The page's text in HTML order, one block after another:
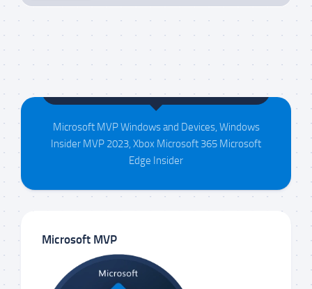
Maison da Silva
Microsoft MVP Windows and Devices, Windows
Insider MVP 2023, Xbox Microsoft 365 Microsoft
Edge Insider
Microsoft MVP